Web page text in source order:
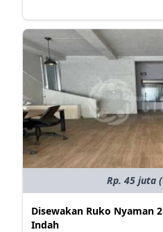
Rp. 45 juta
Disewakan Ruko Nyaman
Indah